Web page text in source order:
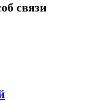
связи